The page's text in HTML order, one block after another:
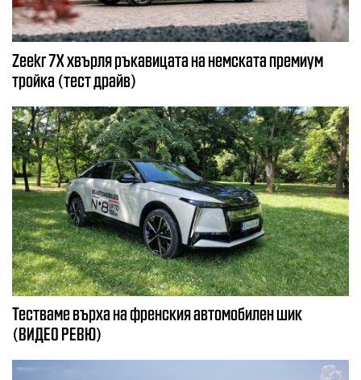
Zeekr 7X хвърля ръкавицата на немската премиум
тройка (тест драйв)
Тестваме върха на френския автомобилен шик
(ВИДЕО РЕВЮ)